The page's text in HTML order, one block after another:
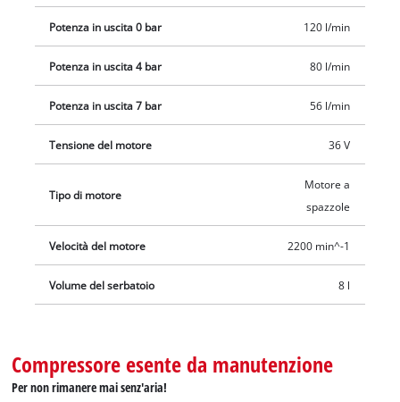
Potenza in uscita 0 bar 120 l/min
Potenza in uscita 4 bar 80 l/min
Potenza in uscita 7 bar 56 l/min
Tensione del motore 36 V
Tipo di motore
Motore a
spazzole
Velocità del motore 2200 min^-1
Volume del serbatoio 8 l
Compressore esente da manutenzione
Per non rimanere mai senz'aria!